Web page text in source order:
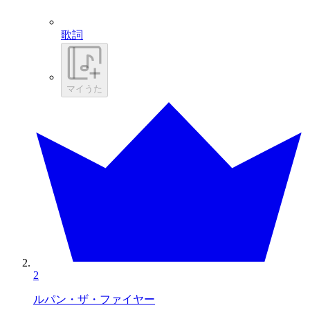
歌詞
マイうた
2
ルパン・ザ・ファイヤー